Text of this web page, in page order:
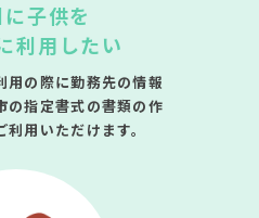
子供を
利用したい
用の際に勤務先の情報
の指定書式の書類の作
用いただけます。